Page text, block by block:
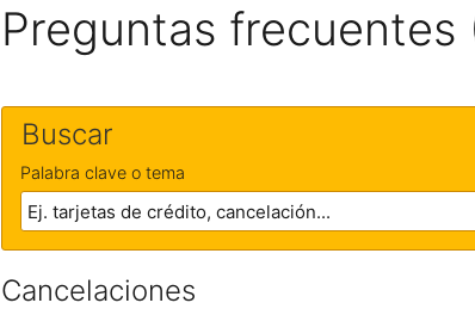
Preguntas frecuentes
Buscar
Palabra clave o tema
Cancelaciones